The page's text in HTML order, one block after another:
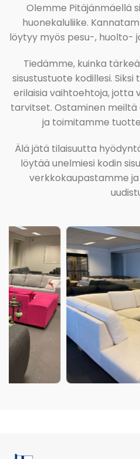
Olemme Pitäjänmäellä
huonekaluliike.
löytyy myös pesu-, huolto-
Tiedämme, kuinka
sisustustuote kodillesi.
erilaisia vaihtoehtoja, jotta
tarvitset. Ostaminen
ja toimitamme
Älä jätä tilaisuutta
löytää unelmiesi kodin
verkkokaupastamme